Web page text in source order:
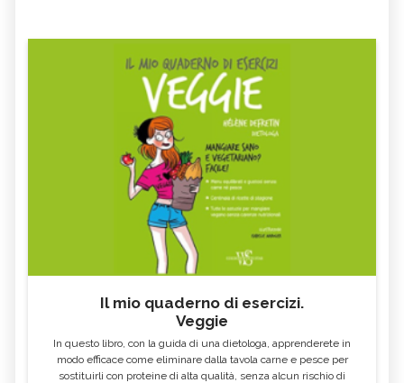
Il mio quaderno di esercizi.
Veggie
In questo libro, con la guida di una dietologa, apprenderete in
modo efficace come eliminare dalla tavola carne e pesce per
sostituirli con proteine di alta qualità, senza alcun rischio di